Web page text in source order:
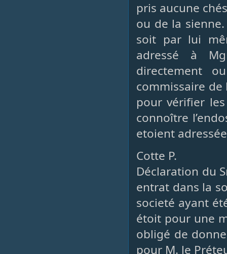
pris aucune
ou de la sienne.
soit par lui
adressé à
directement
commissaire de
pour vérifier
connoître
etoient
Cotte P.
Déclaration du
entrat dans la
societé ayant
étoit pour une
obligé de
pour M. le